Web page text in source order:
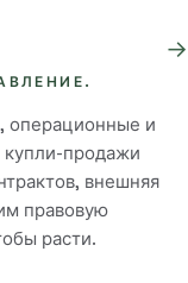
операционные и
продажи
внешняя
правовую
расти.
→